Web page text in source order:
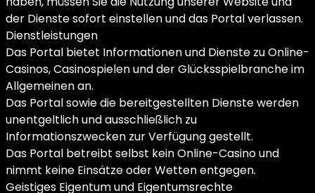
der Dienste sofort einstellen und das Portal verlassen.
Dienstleistungen
Das Portal bietet Informationen und Dienste zu Online-
Casinos, Casinospielen und der Glücksspielbranche im
Allgemeinen an.
Das Portal sowie die bereitgestellten Dienste werden
unentgeltlich und ausschließlich zu
Informationszwecken zur Verfügung gestellt.
Das Portal betreibt selbst kein Online-Casino und
nimmt keine Einsätze oder Wetten entgegen.
Geistiges Eigentum und Eigentumsrechte